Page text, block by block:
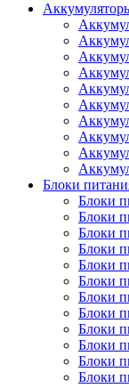
Блоки
Блоки
Блоки
Блоки
Блоки
Блоки
Блоки
Блоки
Блоки
Блоки
Блоки
Блоки
Блоки